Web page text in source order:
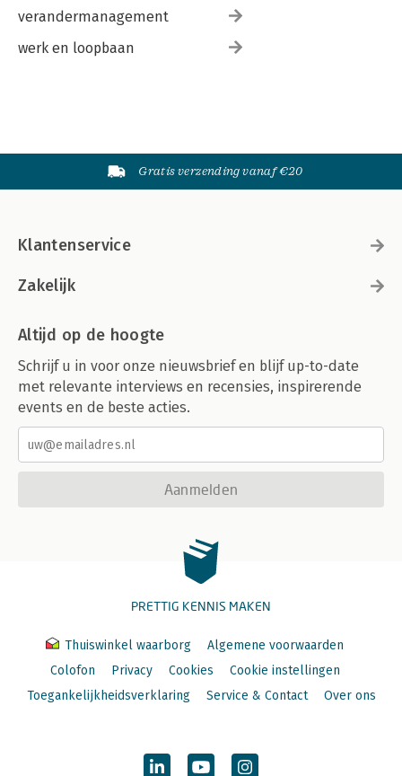
verandermanagement
werk en loopbaan
Gratis verzending vanaf €20
Klantenservice
Zakelijk
Altijd op de hoogte
Schrijf u in voor onze nieuwsbrief en blijf up-to-date
met relevante interviews en recensies, inspirerende
events en de beste acties.
Aanmelden
PRETTIG KENNIS MAKEN
Thuiswinkel waarborg
Algemene voorwaarden
Colofon
Privacy Cookies
Cookie instellingen
Toegankelijkheidsverklaring
Service & Contact Over ons